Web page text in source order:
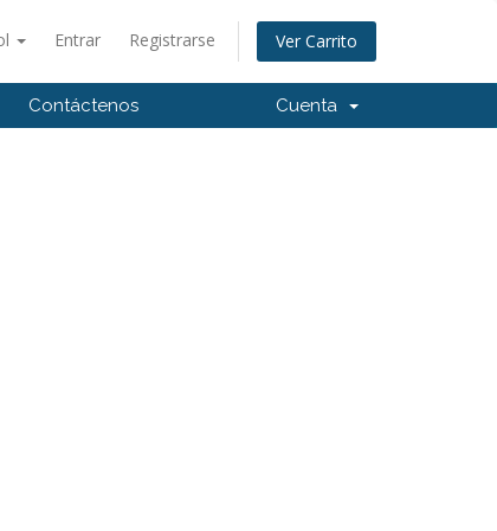
Entrar Registrarse Ver Carrito
Contáctenos Cuenta